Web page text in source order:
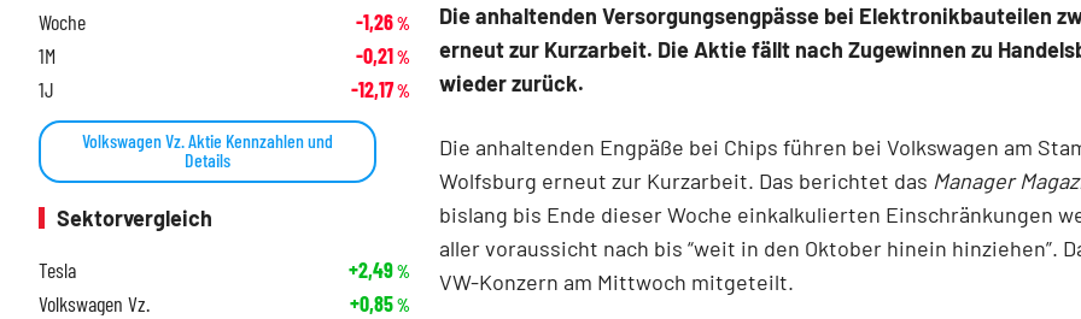
Die anhaltenden Versorgungsengpässe bei Elektronikbauteilen
erneut zur Kurzarbeit. Die Aktie fällt nach Zugewinnen zu
wieder zurück.
Die anhaltenden Engpäße bei Chips führen bei Volkswagen am
Wolfsburg erneut zur Kurzarbeit. Das berichtet das Manager
bislang bis Ende dieser Woche einkalkulierten Einschränkungen
aller voraussicht nach bis “weit in den Oktober hinein hinziehen”.
VW-Konzern am Mittwoch mitgeteilt.
Woche -1,26%
1M -0,21%
1J -12,17%
Volkswagen Vz. Aktie Kennzahlen und
Details
Sektorvergleich
Tesla
+2,49%
Volkswagen Vz. +0,85%